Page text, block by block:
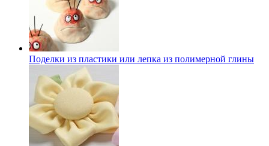
Поделки из пластики или лепка из полимерной глины